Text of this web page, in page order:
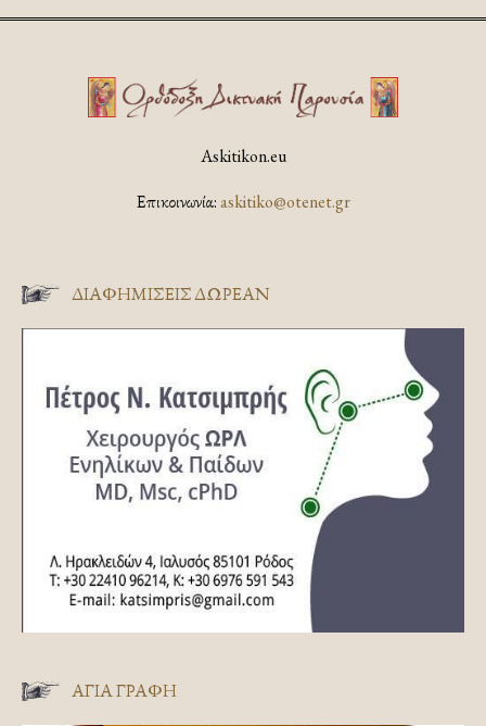
Askitikon.eu
Επικοινωνία:askitiko@otenet.gr
ΔΙΑΦΗΜΊΣΕΙΣ ΔΩΡΕΆΝ
ΑΓΊΑ ΓΡΑΦΉ